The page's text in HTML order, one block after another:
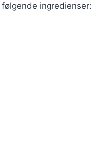
ingredienser: